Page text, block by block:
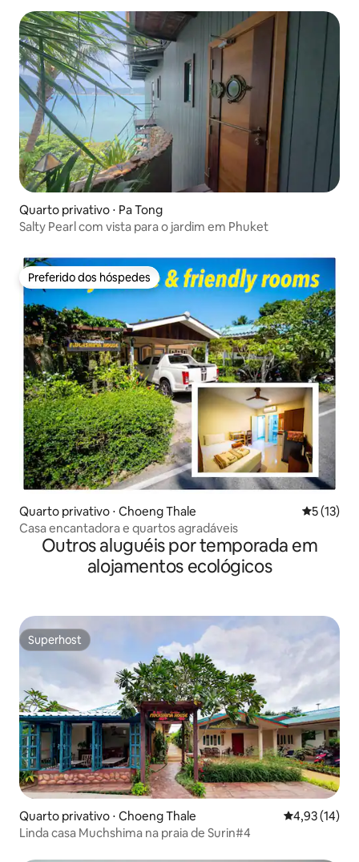
Quarto privativo ⋅ Pa Tong
Salty Pearl com vista para o jardim em Phuket
Preferido dos hóspedes
Preferido dos hóspedes
Quarto privativo ⋅ Choeng Thale 5 de uma
5 (13)
Casa encantadora e quartos agradáveis
Outros aluguéis por temporada em
alojamentos ecológicos
Superhost
Superhost
Quarto privativo ⋅ Choeng Thale 4,93 de uma
4,93 (14)
Linda casa Muchshima na praia de Surin#4